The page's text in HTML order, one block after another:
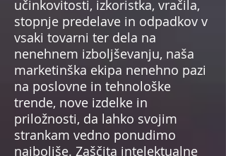
učinkovitosti, izkoristka, vračila,
stopnje predelave in odpadkov v
vsaki tovarni ter dela na
nenehnem izboljševanju, naša
marketinška ekipa nenehno pazi
na poslovne in tehnološke
trende, nove izdelke in
priložnosti, da lahko svojim
strankam vedno ponudimo
najboljše. Zaščita intelektualne